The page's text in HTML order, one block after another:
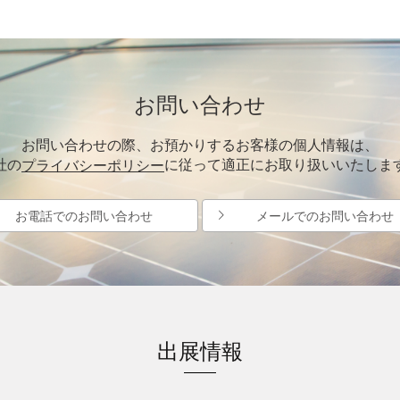
お問い合わせ
お問い合わせの際、お預かりするお客様の個人情報は、
のプライバシーポリシーに従って適正にお取り扱いいたしま
お電話でのお問い合わせ メールでのお問い合わせ
出展情報